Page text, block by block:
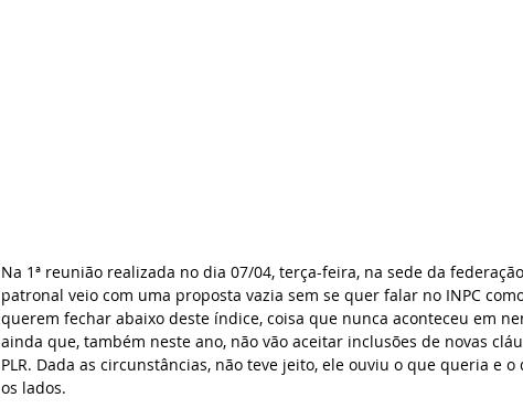
Na 1ª reunião realizada no dia 07/04, terça-feira, na sede da
patronal veio com uma proposta vazia sem se quer falar no INPC
querem fechar abaixo deste índice, coisa que nunca aconteceu em
ainda que, também neste ano, não vão aceitar inclusões de novas
PLR. Dada as circunstâncias, não teve jeito, ele ouviu o que queria e
os lados.